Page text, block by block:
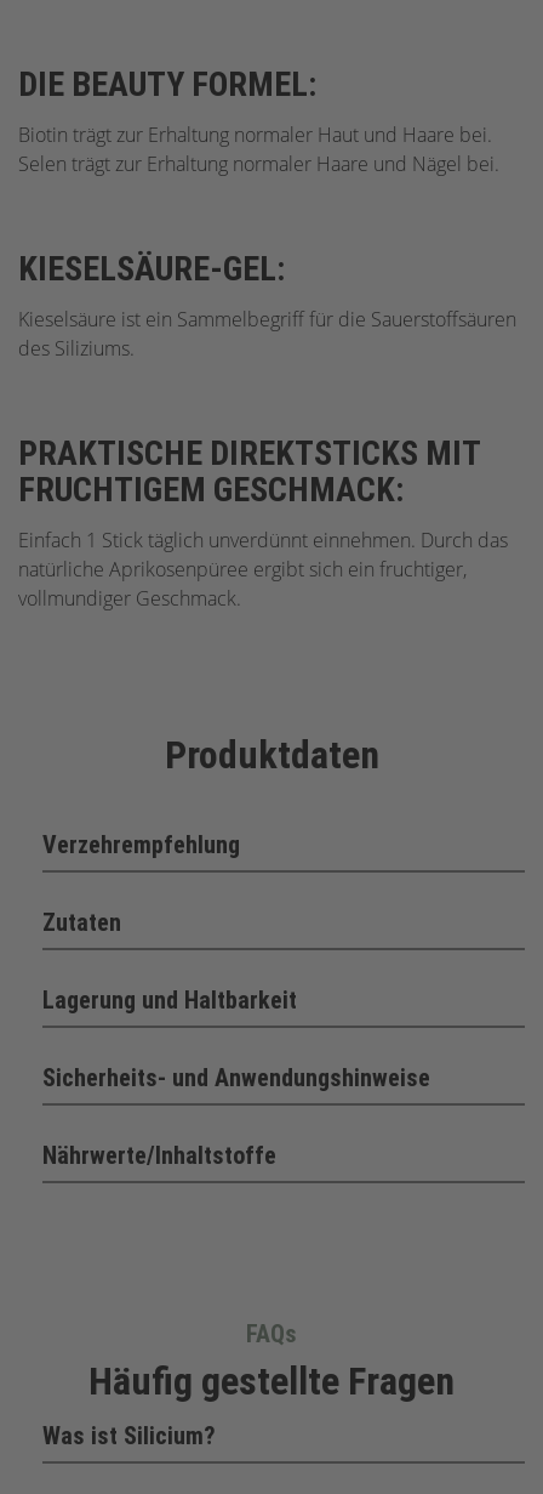
DIE BEAUTY FORMEL:
Biotin trägt zur Erhaltung normaler Haut und Haare bei.
Selen trägt zur Erhaltung normaler Haare und Nägel bei.
KIESELSÄURE-GEL:
Kieselsäure ist ein Sammelbegriff für die Sauerstoffsäuren
des Siliziums.
PRAKTISCHE DIREKTSTICKS MIT
FRUCHTIGEM GESCHMACK:
Einfach 1 Stick täglich unverdünnt einnehmen. Durch das
natürliche Aprikosenpüree ergibt sich ein fruchtiger,
vollmundiger Geschmack.
Produktdaten
Verzehrempfehlung
Zutaten
Lagerung und Haltbarkeit
Sicherheits- und Anwendungshinweise
Nährwerte/Inhaltstoffe
FAQs
Häufig gestellte Fragen
Was ist Silicium?